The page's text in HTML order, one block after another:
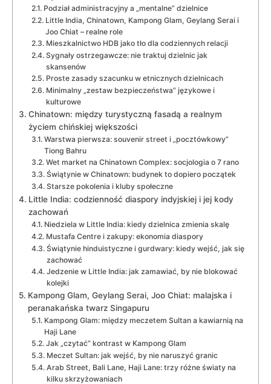
Podział administracyjny a „mentalne” dzielnice
Little India, Chinatown, Kampong Glam, Geylang Serai i
Joo Chiat – realne role
Mieszkalnictwo HDB jako tło dla codziennych relacji
Sygnały ostrzegawcze: nie traktuj dzielnic jak
skansenów
Proste zasady szacunku w etnicznych dzielnicach
Minimalny „zestaw bezpieczeństwa” językowe i
kulturowe
Chinatown: między turystyczną fasadą a realnym
życiem chińskiej większości
Warstwa pierwsza: souvenir street i „pocztówkowy”
Tiong Bahru
Wet market na Chinatown Complex: socjologia o 7 rano
Świątynie w Chinatown: budynek to dopiero początek
Starsze pokolenia i kluby społeczne
Little India: codzienność diaspory indyjskiej i jej kody
zachowań
Niedziela w Little India: kiedy dzielnica zmienia skalę
Mustafa Centre i zakupy: ekonomia diaspory
Świątynie hinduistyczne i gurdwary: kiedy wejść, jak się
zachować
Jedzenie w Little India: jak zamawiać, by nie blokować
kolejki
Kampong Glam, Geylang Serai, Joo Chiat: malajska i
peranakańska twarz Singapuru
Kampong Glam: między meczetem Sultan a kawiarnią na
Haji Lane
Jak „czytać” kontrast w Kampong Glam
Meczet Sultan: jak wejść, by nie naruszyć granic
Arab Street, Bali Lane, Haji Lane: trzy różne światy na
kilku skrzyżowaniach